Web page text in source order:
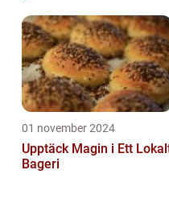
01 november 2024
Upptäck Magin i Ett
Bageri